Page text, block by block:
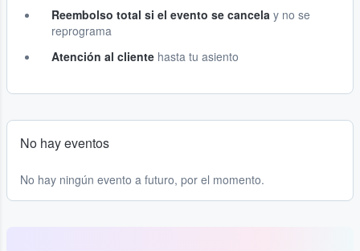
Reembolso total si el evento se cancela y no se
reprograma
Atención al cliente hasta tu asiento
No hay eventos
No hay ningún evento a futuro, por el momento.